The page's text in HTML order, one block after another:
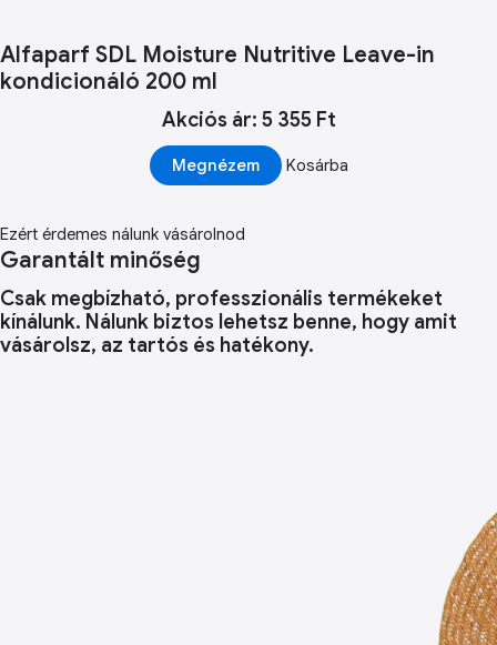
Alfaparf SDL Moisture Nutritive Leave-in
kondicionáló 200 ml
Akciós ár: 5 355 Ft
Megnézem Kosárba
Ezért érdemes nálunk vásárolnod
Garantált minőség
Csak megbízható, professzionális termékeket
kínálunk. Nálunk biztos lehetsz benne, hogy amit
vásárolsz, az tartós és hatékony.